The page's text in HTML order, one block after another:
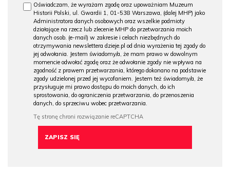
Oświadczam, że wyrażam zgodę oraz upoważniam Muzeum
Historii Polski, ul. Gwardii 1, 01-538 Warszawa, (dalej MHP) jako
Administratora danych osobowych oraz wszelkie podmioty
działające na rzecz lub zlecenie MHP do przetwarzania moich
danych osob. (e-mail) w zakresie i celach niezbędnych do
otrzymywania newslettera dzieje.pl od dnia wyrażenia tej zgody do
jej odwołania. Jestem świadomy/a, że mam prawo w dowolnym
momencie odwołać zgodę oraz że odwołanie zgody nie wpływa na
zgodność z prawem przetwarzania, którego dokonano na podstawie
zgody udzielonej przed jej wycofaniem. Jestem też świadomy/a, że
przysługuje mi prawo dostępu do moich danych, do ich
sprostowania, do ograniczenia przetwarzania, do przenoszenia
danych, do sprzeciwu wobec przetwarzania.